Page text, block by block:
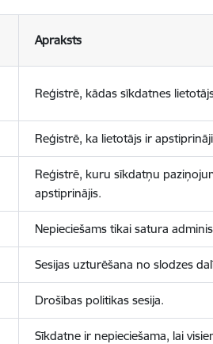
Apraksts
Reģistrē, kādas sīkdatnes
Reģistrē, ka lietotājs ir
Reģistrē, kuru sīkdatņu
apstiprinājis.
Nepieciešams tikai satura
Sesijas uzturēšana no slodzes
Drošības politikas sesija.
Sīkdatne ir nepieciešama, lai